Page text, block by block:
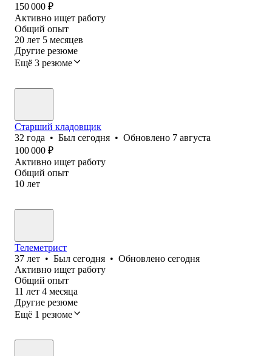
150 000 ₽
Активно ищет работу
Общий опыт
20 лет 5 месяцев
Другие резюме
Ещё 3 резюме
Старший кладовщик
32 года • Был сегодня • Обновлено 7 августа
100 000 ₽
Активно ищет работу
Общий опыт
10 лет
Телеметрист
37 лет • Был сегодня • Обновлено сегодня
Активно ищет работу
Общий опыт
11 лет 4 месяца
Другие резюме
Ещё 1 резюме